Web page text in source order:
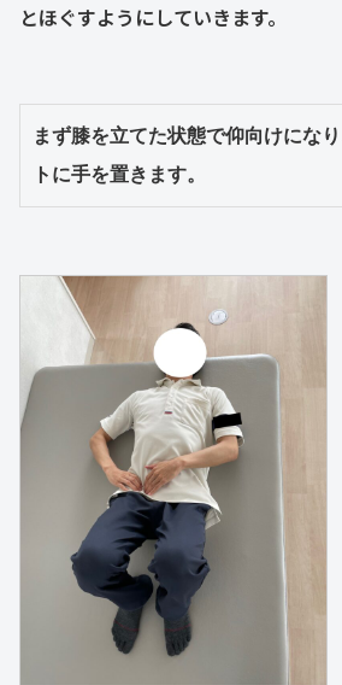
とほぐすようにしていきます。
まず膝を立てた状態で仰向けにな
トに手を置きます。